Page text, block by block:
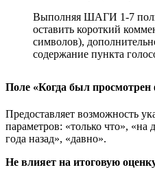
Выполняя ШАГИ 1-7
оставить короткий
символов),
содержание пункта
Поле «Когда был просмотрен
Предоставляет возможность
параметров: «только что», «на
года назад», «давно».
Не влияет на итоговую